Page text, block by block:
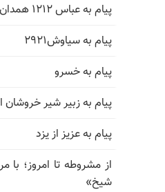
پیام به عباس ۱۲۱۲ همدان
پیام به سیاوش۲۹۲۱
پیام به خسرو
پیام به زبیر شیر خروشان
پیام به عزیز از یزد
از مشروطه تا امروز؛
شیخ»